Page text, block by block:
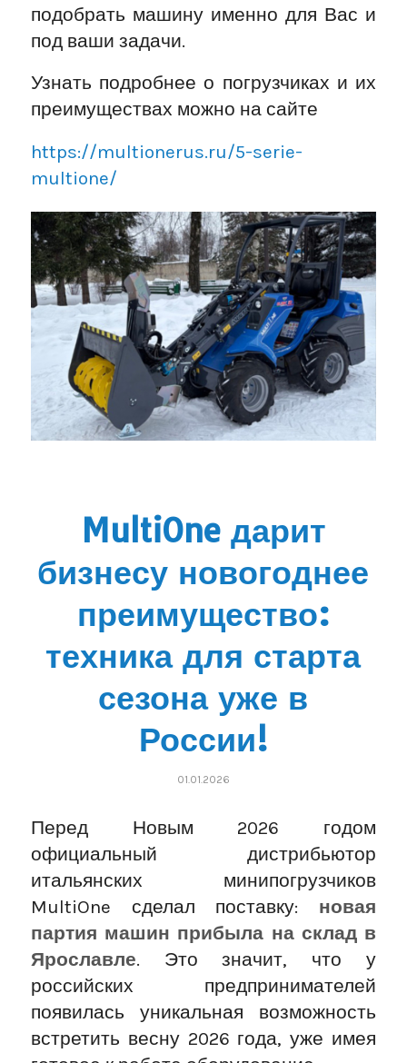
подобрать машину именно для Вас и
под ваши задачи.
Узнать подробнее о погрузчиках и их
преимуществах можно на сайте
https://multionerus.ru/5-serie-
multione/
MultiOne дарит
бизнесу новогоднее
преимущество:
техника для старта
сезона уже в
России!
01.01.2026
Перед Новым 2026 годом
официальный дистрибьютор
итальянских минипогрузчиков
MultiOne сделал поставку: новая
партия машин прибыла на склад в
Ярославле. Это значит, что у
российских предпринимателей
появилась уникальная возможность
встретить весну 2026 года, уже имея